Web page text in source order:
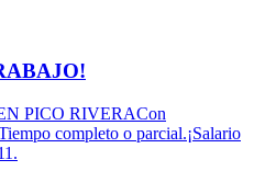
PICO RIVERACon
completo o parcial.¡Salario